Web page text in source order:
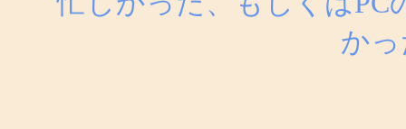
か